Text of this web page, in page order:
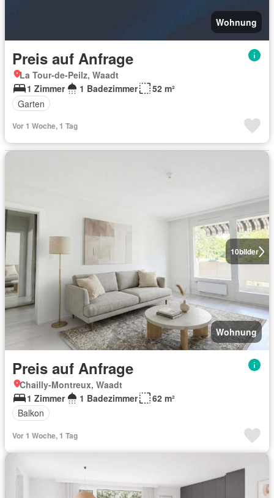
Wohnung
Preis auf Anfrage
La Tour-de-Peilz, Waadt
1 Zimmer
1 Badezimmer
52 m²
Garten
Vor 1 Woche, 1 Tag
10bilder
Wohnung
Preis auf Anfrage
Chailly-Montreux, Waadt
1 Zimmer
1 Badezimmer
62 m²
Balkon
Vor 1 Woche, 1 Tag